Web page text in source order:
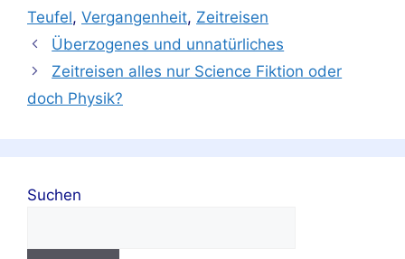
Teufel, Vergangenheit, Zeitreisen
Überzogenes und unnatürliches
Zeitreisen alles nur Science Fiktion oder
doch Physik?
Suchen